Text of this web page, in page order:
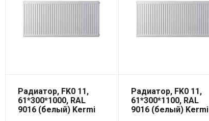
Радиатор, FK0 11,
61*300*1000, RAL
9016 (белый) Kermi
Радиатор, FK0 11,
61*300*1100, RAL
9016 (белый) Kermi